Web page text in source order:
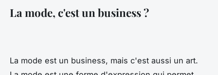
La mode, c'est un business ?
La mode est un business, mais c'est aussi un art.